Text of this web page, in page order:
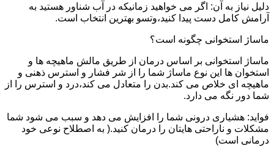
دلیل نیاز به آن: اگر می خواهید زمانیکه در آب شناور هستید به
آرامش کامل دست پیدا کنید،وتسو بهترین انتخاب است.
ماساژ استخوانی چگونه است؟
ماساژ استخوانی بر اساس درمان از طریق مالش ماهیچه ها و
استخوان ها این نوع ماساژ شما را از شر فشار و استرس ذهنی و
ماهیچه ای خلاص می کند.بدن را متعادل می کند،درد و استرس را از
شما دور نگه می دارد.
فواید: هشیاری درونی شما را افزایش می دهد و سبب می شود شما
مشکلات و ناراحتی هایتان را درمان کنید.( به اصطلاح نوعی خود
درمانی است)